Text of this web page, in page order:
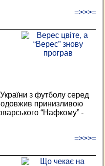
=>>>=
з футболу серед
принизливою
“Нафкому” -
=>>>=